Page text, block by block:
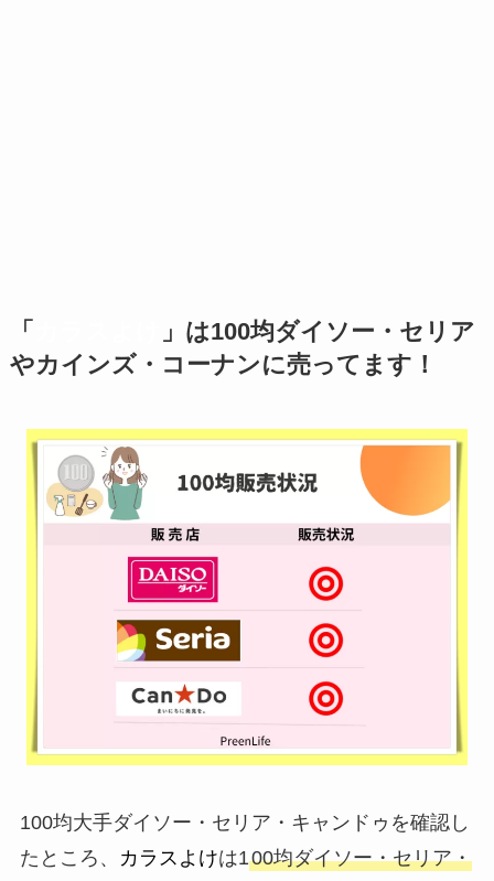
「
」は100均ダイソー・セリア
やカインズ・コーナンに売ってます！
100均大手ダイソー・セリア・キャンドゥを確認し
たところ、
カラスよけは100均ダイソー・セリア・